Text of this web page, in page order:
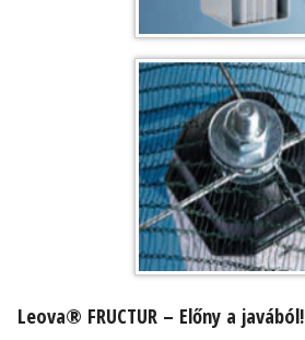
Leova® FRUCTUR – Előny a javából!